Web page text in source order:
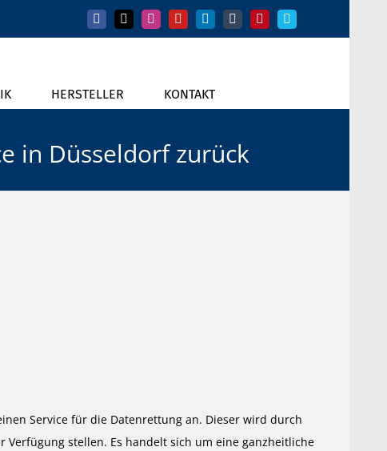
Facebook
X InstagramYouTubeLinkedIn
TumblrPinterestVimeo
HERSTELLER KONTAKT
in Düsseldorf zurück
Service für die Datenrettung an. Dieser wird durch
stellen. Es handelt sich um eine ganzheitliche